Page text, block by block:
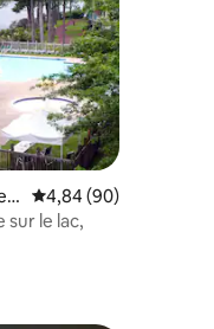
: 4,64 sur 5
⋅
Évaluation moyenne
4,84 (90)
sur le lac,